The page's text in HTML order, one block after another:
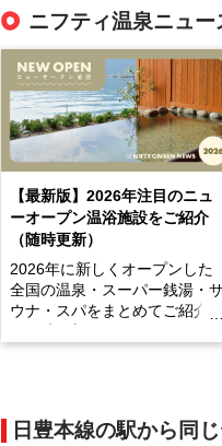
ニフティ温泉ニュー
【最新版】2026年注目のニュ
ーオープン温浴施設をご紹介
（随時更新）
2026年に新しくオープンした
全国の温泉・スーパー銭湯・
ウナ・スパをまとめてご紹介！
います。
日豊本線の駅から同